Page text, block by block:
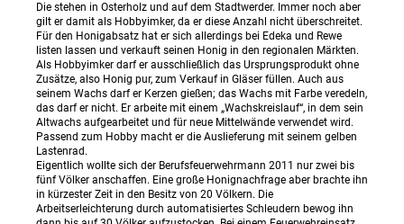
Die stehen in Osterholz und auf dem Stadtwerder. Immer noch aber
gilt er damit als Hobbyimker, da er diese Anzahl nicht überschreitet.
Für den Honigabsatz hat er sich allerdings bei Edeka und Rewe
listen lassen und verkauft seinen Honig in den regionalen Märkten.
Als Hobbyimker darf er ausschließlich das Ursprungsprodukt ohne
Zusätze, also Honig pur, zum Verkauf in Gläser füllen. Auch aus
seinem Wachs darf er Kerzen gießen; das Wachs mit Farbe veredeln,
das darf er nicht. Er arbeite mit einem „Wachskreislauf“, in dem sein
Altwachs aufgearbeitet und für neue Mittelwände verwendet wird.
Passend zum Hobby macht er die Auslieferung mit seinem gelben
Lastenrad.
Eigentlich wollte sich der Berufsfeuerwehrmann 2011 nur zwei bis
fünf Völker anschaffen. Eine große Honignachfrage aber brachte ihn
in kürzester Zeit in den Besitz von 20 Völkern. Die
Arbeitserleichterung durch automatisiertes Schleudern bewog ihn